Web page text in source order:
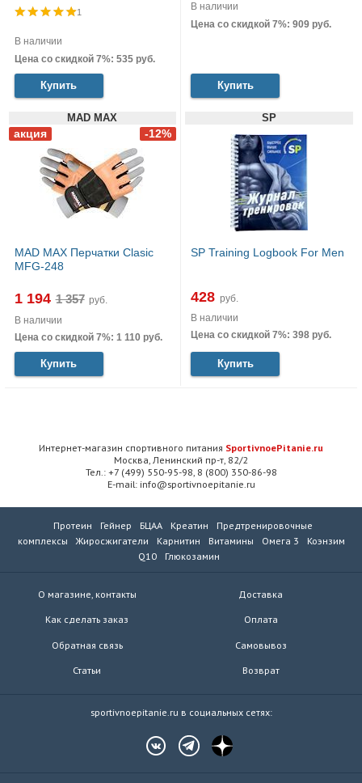
1
В наличии
Цена со скидкой 7%: 535 руб.
Купить
В наличии
Цена со скидкой 7%: 909 руб.
Купить
MAD MAX
MAD MAX Перчатки Clasic
MFG-248
1 194
руб.
В наличии
Цена со скидкой 7%: 1 110 руб.
Купить
SP
SP Training Logbook For Men
428 руб.
В наличии
Цена со скидкой 7%: 398 руб.
Купить
Интернет-магазин спортивного питания SportivnoePitanie.ru
Москва, Ленинский пр-т, 82/2
Тел.: +7 (499) 550-95-98, 8 (800) 350-86-98
E-mail: info@sportivnoepitanie.ru
Протеин Гейнер БЦАА Креатин
Предтренировочные
комплексы
Жиросжигатели Карнитин Витамины Омега 3
Коэнзим
Q10
Глюкозамин
О магазине, контакты
Как сделать заказ
Обратная связь
Статьи
Доставка
Оплата
Самовывоз
Возврат
sportivnoepitanie.ru в социальных сетях: